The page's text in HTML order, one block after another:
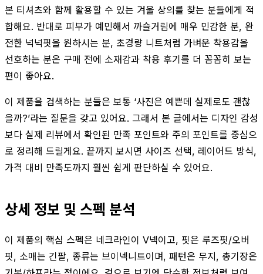
본 티셔츠와 함께 활용할 수 있는 겨울 상의를 찾는 분들에게 적
합해요. 반대로 피부가 예민해서 까슬거림에 매우 민감한 분, 완
전한 넉넉핏을 원하시는 분, 초경량 니트처럼 가벼운 착용감을
선호하는 분은 구매 전에 소재감과 착용 후기를 더 꼼꼼히 보는
편이 좋아요.
이 제품을 검색하는 분들은 보통 ‘사진은 예쁜데 실제로도 괜찮
을까?’라는 질문을 갖고 있어요. 그래서 본 글에서는 디자인 감성
보다 실제 리뷰에서 확인된 만족 포인트와 주의 포인트를 중심으
로 정리해 드릴게요. 끝까지 보시면 사이즈 선택, 레이어드 방식,
가격 대비 만족도까지 훨씬 쉽게 판단하실 수 있어요.
상세 정보 및 스펙 분석
이 제품의 핵심 스펙은 네크라인이 V넥이고, 핏은 루즈핏/오버
핏, 소매는 긴팔, 종류는 브이넥니트이며, 패턴은 무지, 총기장은